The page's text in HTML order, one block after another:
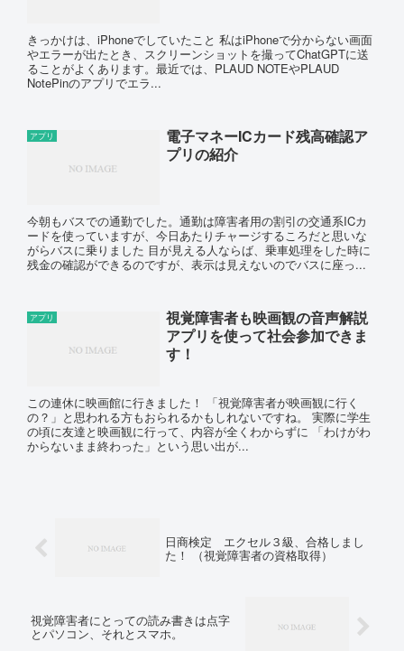
きっかけは、iPhoneでしていたこと 私はiPhoneで分からない画面
やエラーが出たとき、スクリーンショットを撮ってChatGPTに送
ることがよくあります。最近では、PLAUD NOTEやPLAUD
NotePinのアプリでエラ...
アプリ
電子マネーICカード残高確認ア
プリの紹介
今朝もバスでの通勤でした。通勤は障害者用の割引の交通系ICカ
ードを使っていますが、今日あたりチャージするころだと思いな
がらバスに乗りました 目が見える人ならば、乗車処理をした時に
残金の確認ができるのですが、表示は見えないのでバスに座っ...
アプリ
視覚障害者も映画観の音声解説
アプリを使って社会参加できま
す！
この連休に映画館に行きました！ 「視覚障害者が映画観に行く
の？」と思われる方もおられるかもしれないですね。 実際に学生
の頃に友達と映画観に行って、内容が全くわからずに 「わけがわ
からないまま終わった」という思い出が...
日商検定 エクセル３級、合格しまし
た！ （視覚障害者の資格取得）
視覚障害者にとっての読み書きは点字
とパソコン、それとスマホ。